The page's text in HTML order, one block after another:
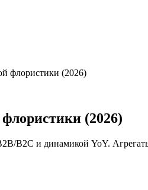
флористики (2026)
(2026)
B2C и динамикой YoY.